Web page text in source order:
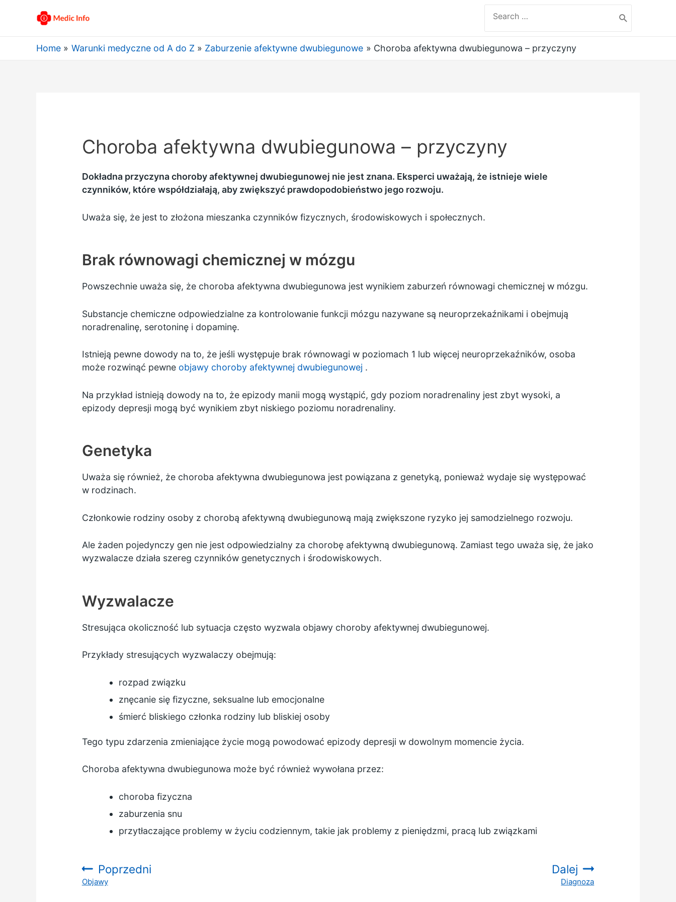
for:
Home Warunki medyczne od A do Z Zaburzenie afektywne dwubiegunowe Choroba afektywna dwubiegunowa – przyczyny
Choroba afektywna dwubiegunowa – przyczyny
Dokładna przyczyna choroby afektywnej dwubiegunowej nie jest znana. Eksperci uważają, że istnieje wiele
czynników, które współdziałają, aby zwiększyć prawdopodobieństwo jego rozwoju.
Uważa się, że jest to złożona mieszanka czynników fizycznych, środowiskowych i społecznych.
Brak równowagi chemicznej w mózgu
Powszechnie uważa się, że choroba afektywna dwubiegunowa jest wynikiem zaburzeń równowagi chemicznej w mózgu.
Substancje chemiczne odpowiedzialne za kontrolowanie funkcji mózgu nazywane są neuroprzekaźnikami i obejmują
noradrenalinę, serotoninę i dopaminę.
Istnieją pewne dowody na to, że jeśli występuje brak równowagi w poziomach 1 lub więcej neuroprzekaźników, osoba
może rozwinąć pewne objawy choroby afektywnej dwubiegunowej .
Na przykład istnieją dowody na to, że epizody manii mogą wystąpić, gdy poziom noradrenaliny jest zbyt wysoki, a
epizody depresji mogą być wynikiem zbyt niskiego poziomu noradrenaliny.
Genetyka
Uważa się również, że choroba afektywna dwubiegunowa jest powiązana z genetyką, ponieważ wydaje się występować
w rodzinach.
Członkowie rodziny osoby z chorobą afektywną dwubiegunową mają zwiększone ryzyko jej samodzielnego rozwoju.
Ale żaden pojedynczy gen nie jest odpowiedzialny za chorobę afektywną dwubiegunową. Zamiast tego uważa się, że jako
wyzwalacze działa szereg czynników genetycznych i środowiskowych.
Wyzwalacze
Stresująca okoliczność lub sytuacja często wyzwala objawy choroby afektywnej dwubiegunowej.
Przykłady stresujących wyzwalaczy obejmują:
rozpad związku
znęcanie się fizyczne, seksualne lub emocjonalne
śmierć bliskiego członka rodziny lub bliskiej osoby
Tego typu zdarzenia zmieniające życie mogą powodować epizody depresji w dowolnym momencie życia.
Choroba afektywna dwubiegunowa może być również wywołana przez:
choroba fizyczna
zaburzenia snu
przytłaczające problemy w życiu codziennym, takie jak problemy z pieniędzmi, pracą lub związkami
Poprzedni
:Objawy
Dalej
:
Diagnoza